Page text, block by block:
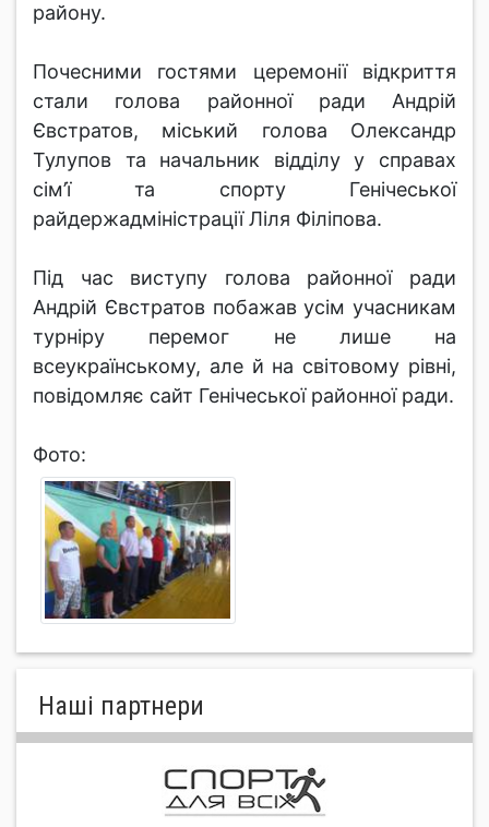
району.
Почесними гостями церемонії відкриття
стали голова районної ради Андрій
Євстратов, міський голова Олександр
Тулупов та начальник відділу у справах
сім’ї та спорту Генічеської
райдержадміністрації Ліля Філіпова.
Під час виступу голова районної ради
Андрій Євстратов побажав усім учасникам
турніру перемог не лише на
всеукраїнському, але й на світовому рівні,
повідомляє сайт Генічеської районної ради.
Фото:
Нашi партнери